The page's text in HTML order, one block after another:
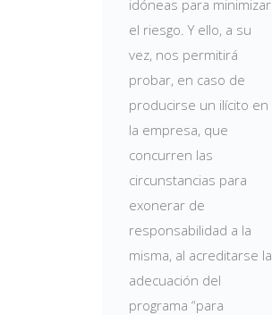
idóneas para minimizar
el riesgo. Y ello, a su
vez, nos permitirá
probar, en caso de
producirse un ilícito en
la empresa, que
concurren las
circunstancias para
exonerar de
responsabilidad a la
misma, al acreditarse la
adecuación del
programa “para